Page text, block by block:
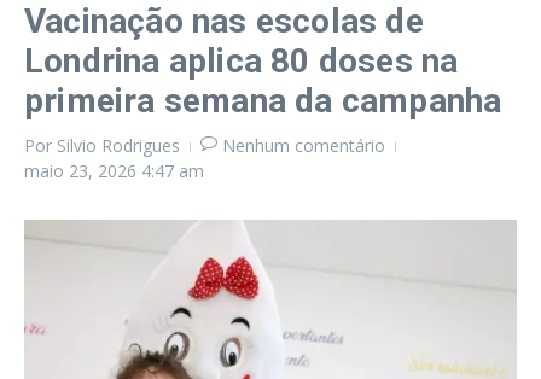
Vacinação nas escolas de
Londrina aplica 80 doses na
primeira semana da campanha
Por Silvio Rodrigues
Nenhum comentário
maio 23, 2026 4:47 am